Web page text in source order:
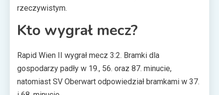
rzeczywistym.
Kto wygrał mecz?
Rapid Wien II wygrał mecz 3:2. Bramki dla
gospodarzy padły w 19., 56. oraz 87. minucie,
natomiast SV Oberwart odpowiedział bramkami w 37.